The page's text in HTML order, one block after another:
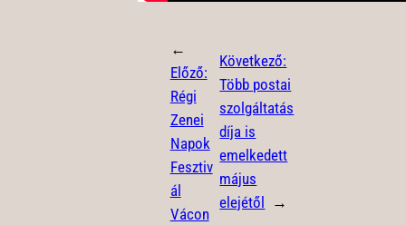
←
Előző:
Régi
Zenei
Napok
Fesztiv
ál
Vácon
Következő:
Több postai
szolgáltatás
díja is
emelkedett
május
elejétől
→